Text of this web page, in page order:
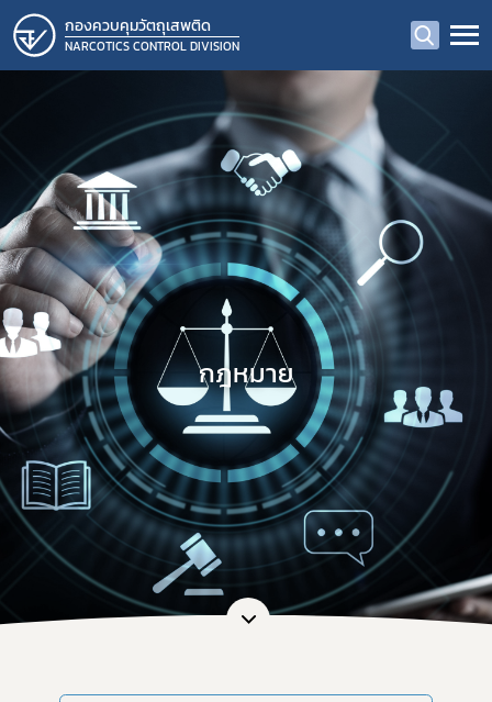
กองควบคุมวัตถุเสพติด
NARCOTICS CONTROL DIVISION
กฎหมาย